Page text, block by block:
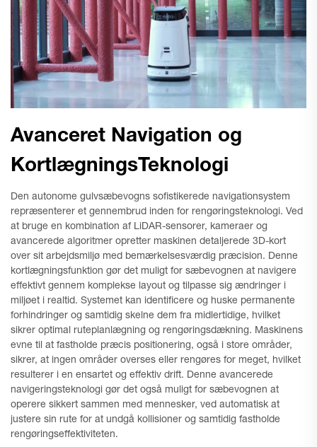
Avanceret Navigation og
KortlægningsTeknologi
Den autonome gulvsæbevogns sofistikerede navigationsystem
repræsenterer et gennembrud inden for rengøringsteknologi. Ved
at bruge en kombination af LiDAR-sensorer, kameraer og
avancerede algoritmer opretter maskinen detaljerede 3D-kort
over sit arbejdsmiljø med bemærkelsesværdig præcision. Denne
kortlægningsfunktion gør det muligt for sæbevognen at navigere
effektivt gennem komplekse layout og tilpasse sig ændringer i
miljøet i realtid. Systemet kan identificere og huske permanente
forhindringer og samtidig skelne dem fra midlertidige, hvilket
sikrer optimal ruteplanlægning og rengøringsdækning. Maskinens
evne til at fastholde præcis positionering, også i store områder,
sikrer, at ingen områder overses eller rengøres for meget, hvilket
resulterer i en ensartet og effektiv drift. Denne avancerede
navigeringsteknologi gør det også muligt for sæbevognen at
operere sikkert sammen med mennesker, ved automatisk at
justere sin rute for at undgå kollisioner og samtidig fastholde
rengøringseffektiviteten.